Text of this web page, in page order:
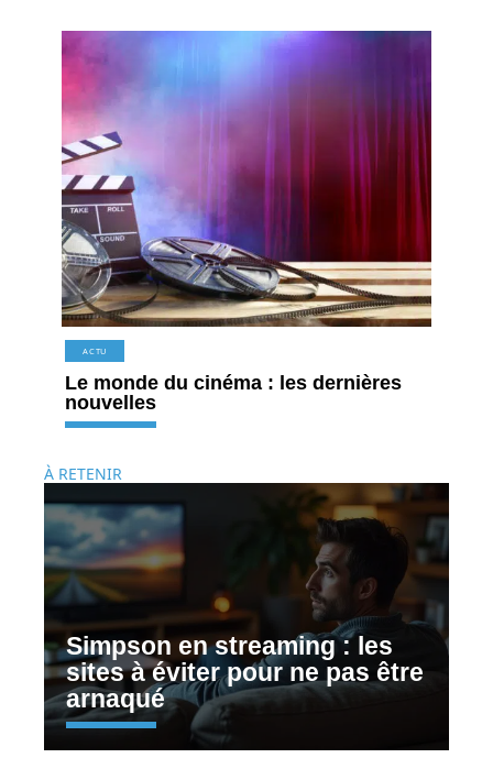
ACTU
Le monde du cinéma : les dernières
nouvelles
À RETENIR
Simpson en streaming : les
sites à éviter pour ne pas être
arnaqué